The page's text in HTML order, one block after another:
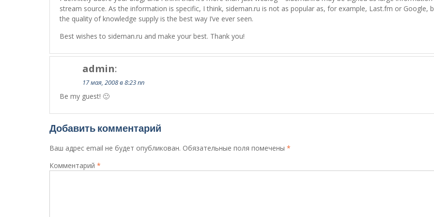
stream source. As the information is specific, I think, sideman.ru is not as popular as, for example, Last.fm or Google,
the quality of knowledge supply is the best way I’ve ever seen.
Best wishes to sideman.ru and make your best. Thank you!
admin:
17 мая, 2008 в 8:23 пп
Be my guest! 🙂
Добавить комментарий
Ваш адрес email не будет опубликован. Обязательные поля помечены *
Комментарий *